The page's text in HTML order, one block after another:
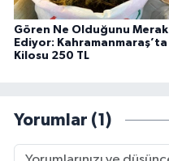
Gören Ne Olduğunu Merak
Ediyor: Kahramanmaraş’ta
Kilosu 250 TL
Yorumlar (1)